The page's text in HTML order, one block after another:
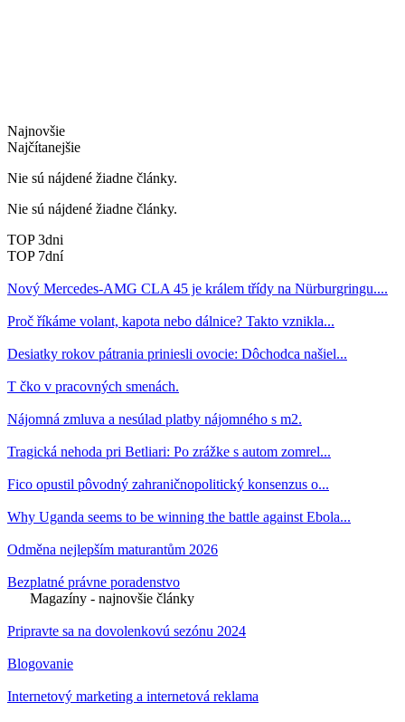
Najnovšie
Najčítanejšie
Nie sú nájdené žiadne články.
Nie sú nájdené žiadne články.
TOP 3dni
TOP 7dní
Nový Mercedes-AMG CLA 45 je králem třídy na Nürburgringu....
Proč říkáme volant, kapota nebo dálnice? Takto vznikla...
Desiatky rokov pátrania priniesli ovocie: Dôchodca našiel...
T čko v pracovných smenách.
Nájomná zmluva a nesúlad platby nájomného s m2.
Tragická nehoda pri Betliari: Po zrážke s autom zomrel...
Fico opustil pôvodný zahraničnopolitický konsenzus o...
Why Uganda seems to be winning the battle against Ebola...
Odměna nejlepším maturantům 2026
Bezplatné právne poradenstvo
Magazíny - najnovšie články
Pripravte sa na dovolenkovú sezónu 2024
Blogovanie
Internetový marketing a internetová reklama